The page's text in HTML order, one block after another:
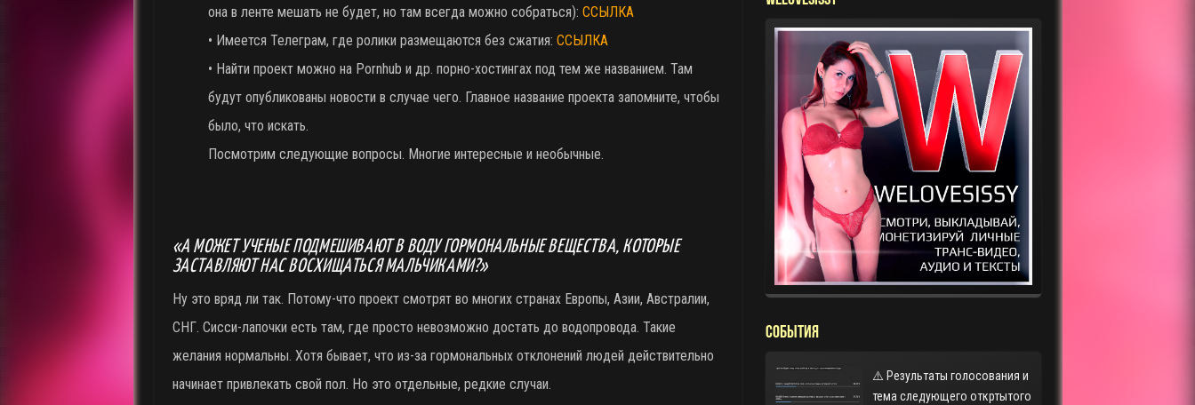
она в ленте мешать не будет, но там всегда можно собраться): ССЫЛКА
• Имеется Телеграм, где ролики размещаются без сжатия: ССЫЛКА
• Найти проект можно на Pornhub и др. порно-хостингах под тем же названием. Там
будут опубликованы новости в случае чего. Главное название проекта запомните, чтобы
было, что искать.
Посмотрим следующие вопросы. Многие интересные и необычные.
«А МОЖЕТ УЧЕНЫЕ ПОДМЕШИВАЮТ В ВОДУ ГОРМОНАЛЬНЫЕ ВЕЩЕСТВА, КОТОРЫЕ
ЗАСТАВЛЯЮТ НАС ВОСХИЩАТЬСЯ МАЛЬЧИКАМИ?»
Ну это вряд ли так. Потому-что проект смотрят во многих странах Европы, Азии, Австралии,
СНГ. Сисси-лапочки есть там, где просто невозможно достать до водопровода. Такие
желания нормальны. Хотя бывает, что из-за гормональных отклонений людей действительно
начинает привлекать свой пол. Но это отдельные, редкие случаи.
СОБЫТИЯ
⚠️ Результаты голосования и
тема следующего откртытого